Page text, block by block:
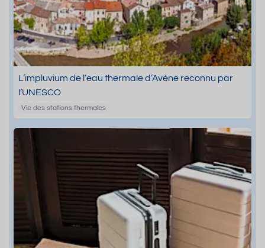
L’impluvium de l’eau thermale d’Avène reconnu par
l’UNESCO
Vie des stations thermales